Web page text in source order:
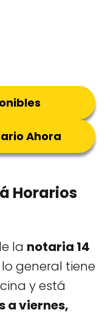
Ahora
Horarios
la notaria 14
lo general tiene
y está
a viernes,